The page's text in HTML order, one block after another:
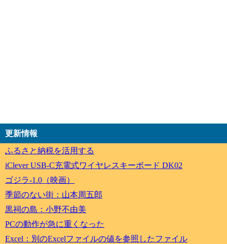
更新情報
ふるさと納税を活用する
iClever USB-C充電式ワイヤレスキーボード DK02
ゴジラ-1.0（映画）
季節のない街：山本周五郎
黒祠の島：小野不由美
PCの動作が急に重くなった
Excel：別のExcelファイルの値を参照したファイル